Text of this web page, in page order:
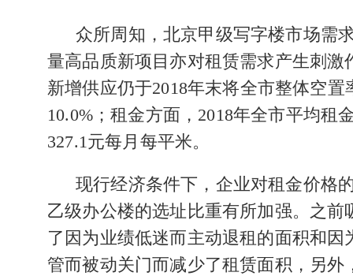
众所周知，北京甲级写字楼市场需
量高品质新项目亦对租赁需求产生刺激
新增供应仍于2018年末将全市整体空置
10.0% ；租金方面， 2018年全市平均租
327.1元每月每平米。
现行经济条件下，企业对租金价格
乙级办公楼的选址比重有所加强。之前
了因为业绩低迷而主动退租的面积和
管而被动关门而减少了租赁面积，另外